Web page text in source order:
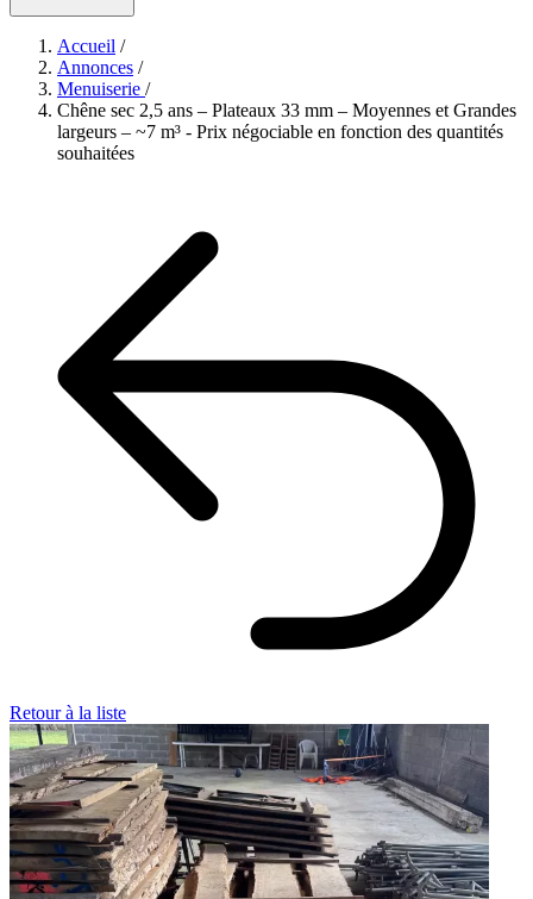
Accueil /
Annonces /
Menuiserie /
Chêne sec 2,5 ans – Plateaux 33 mm – Moyennes et Grandes
largeurs – ~7 m³ - Prix négociable en fonction des quantités
souhaitées
Retour à la liste